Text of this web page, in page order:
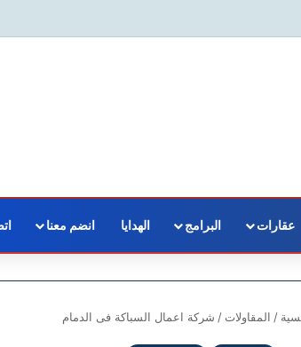
عقارات البرامج الهدايا انضم معنا
/ المقاولات / شركة اعمال السباكة فى الدمام